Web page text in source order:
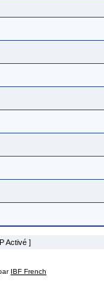
Activé ]
IBF French